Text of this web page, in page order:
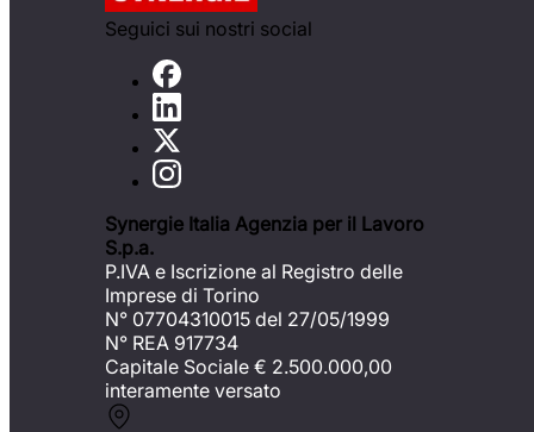
Seguici sui nostri social
Synergie Italia Agenzia per il Lavoro
S.p.a.
P.IVA e Iscrizione al Registro delle
Imprese di Torino
N° 07704310015 del 27/05/1999
N° REA 917734
Capitale Sociale € 2.500.000,00
interamente versato